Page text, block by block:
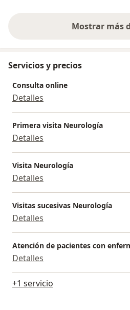
Mostrar más
Servicios y precios
Consulta online
Detalles
Primera visita Neurología
Detalles
Visita Neurología
Detalles
Visitas sucesivas Neurología
Detalles
Atención de pacientes con
Detalles
+1 servicio